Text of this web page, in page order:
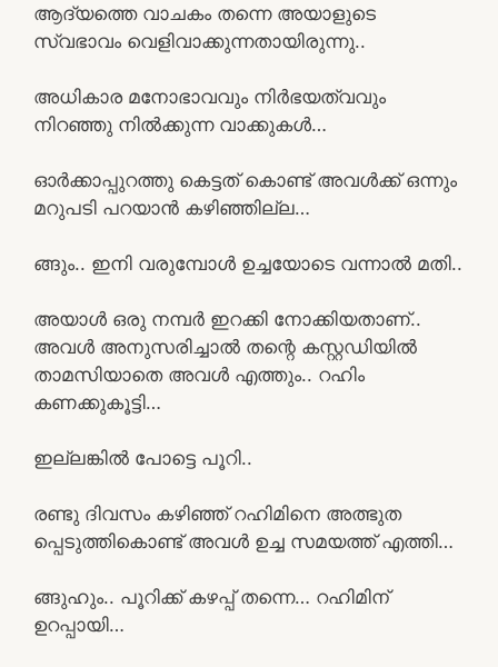
ആദ്യത്തെ വാചകം തന്നെ അയാളുടെ
സ്വഭാവം വെളിവാക്കുന്നതായിരുന്നു..
അധികാര മനോഭാവവും നിർഭയത്വവും
നിറഞ്ഞു നിൽക്കുന്ന വാക്കുകൾ…
ഓർക്കാപ്പുറത്തു കെട്ടത് കൊണ്ട് അവൾക്ക് ഒന്നും
മറുപടി പറയാൻ കഴിഞ്ഞില്ല…
ങ്ങും.. ഇനി വരുമ്പോൾ ഉച്ചയോടെ വന്നാൽ മതി..
അയാൾ ഒരു നമ്പർ ഇറക്കി നോക്കിയതാണ്..
അവൾ അനുസരിച്ചാൽ തന്റെ കസ്റ്റഡിയിൽ
താമസിയാതെ അവൾ എത്തും.. റഹിം
കണക്കുകൂട്ടി…
ഇല്ലങ്കിൽ പോട്ടെ പൂറി..
രണ്ടു ദിവസം കഴിഞ്ഞ് റഹിമിനെ അത്ഭുത
പ്പെടുത്തികൊണ്ട് അവൾ ഉച്ച സമയത്ത് എത്തി…
ങ്ങുഹും.. പൂറിക്ക് കഴപ്പ് തന്നെ… റഹിമിന്
ഉറപ്പായി…